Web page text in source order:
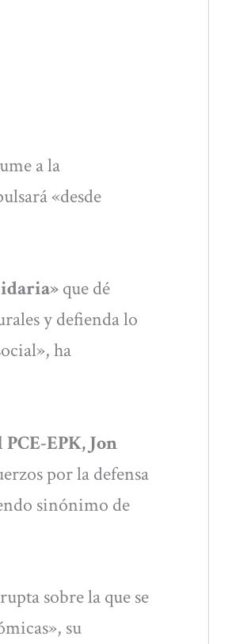
a la
«desde
que dé
y defienda lo
ha
EPK, Jon
por la defensa
sinónimo de
sobre la que se
su